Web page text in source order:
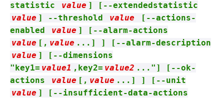
statistic
value ] [--extendedstatistic
value ] --threshold value
[--actions-
enabled
value ] [--alarm-actions
value [, value ...] ] [--alarm-description
value ] [--dimensions
"key1= value1 ,key2= value2 ..."] [--ok-
actions
value [, value ...] ] [--unit
value ] [--insufficient-data-actions